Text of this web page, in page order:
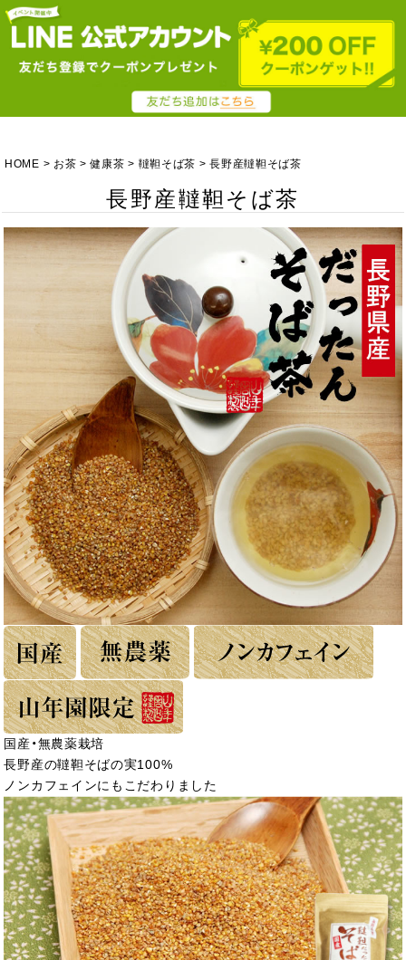
HOME お茶 健康茶 韃靼そば茶 長野産韃靼そば茶
長野産韃靼そば茶
国産・無農薬栽培
長野産の韃靼そばの実100%
ノンカフェインにもこだわりました